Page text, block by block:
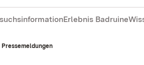
Erlebnis Badruine
Pressemeldungen